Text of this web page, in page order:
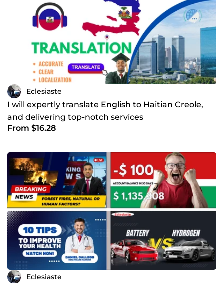
Eclesiaste
I will expertly translate English to Haitian Creole,
and delivering top-notch services
From $16.28
Eclesiaste